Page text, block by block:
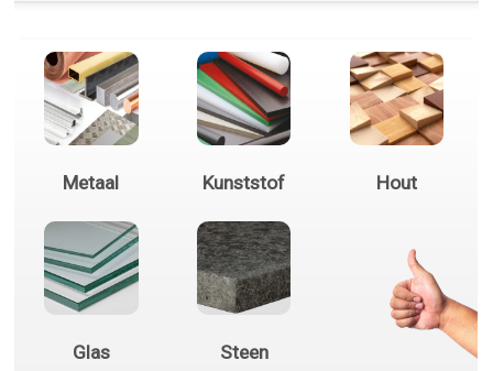
Metaal Kunststof Hout
Glas Steen